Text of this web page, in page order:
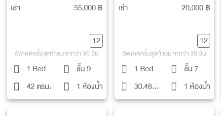
Yoo Condominium]
เช่า 55,000 ฿
12
อัพเดตครั้งสุดท้ายมากกว่า 30 วัน
1 Bed
42 ตรม.
ชั้น 9
1 ห้องน้ำ
เช่า
20,000 ฿
12
อัพเดตครั้งสุดท้ายมากกว่า 30 วัน
1 Bed
30.48
ตรม.
ชั้น 7
1 ห้องน้ำ